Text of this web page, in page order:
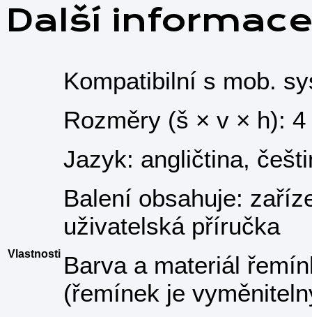
Další
Vlastnosti
Kompatibilní s mob.
Rozměry (š × v × h):
Jazyk: angličtina,
Balení obsahuje:
uživatelská příručka
Barva a materiál
(řemínek je